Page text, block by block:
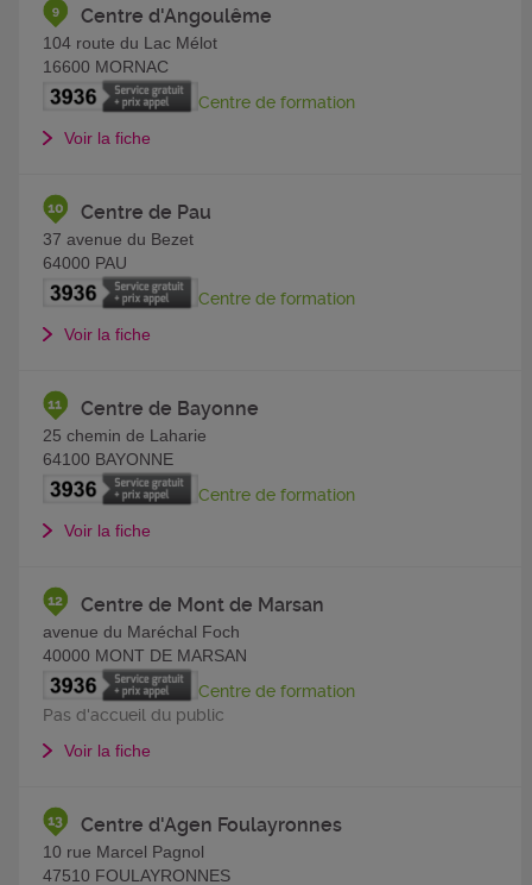
Centre d'Angoulême
104 route du Lac Mélot
16600 MORNAC
Centre de formation
Voir la fiche
Centre de Pau
37 avenue du Bezet
64000 PAU
Centre de formation
Voir la fiche
Centre de Bayonne
25 chemin de Laharie
64100 BAYONNE
Centre de formation
Voir la fiche
Centre de Mont de Marsan
avenue du Maréchal Foch
40000 MONT DE MARSAN
Centre de formation
Pas d'accueil du public
Voir la fiche
Centre d'Agen Foulayronnes
10 rue Marcel Pagnol
47510 FOULAYRONNES